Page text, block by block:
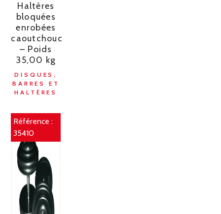
Haltères
bloquées
enrobées
caoutchouc
– Poids
35,00 kg
DISQUES,
BARRES ET
HALTÈRES
Référence :
35410